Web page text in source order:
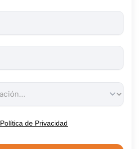
Política de Privacidad